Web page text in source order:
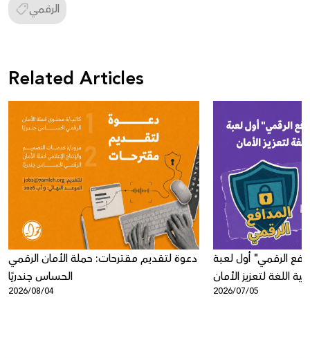
الرقمي
Related Articles
دعوة لتقديم مقترحات: حملة الأمان الرقمي
الحساس جندريًا
2026/08/04
الرقمي" أول لعبة
اللغة لتعزيز الأمان
الرقمي لدى الأطفال
2026/07/05